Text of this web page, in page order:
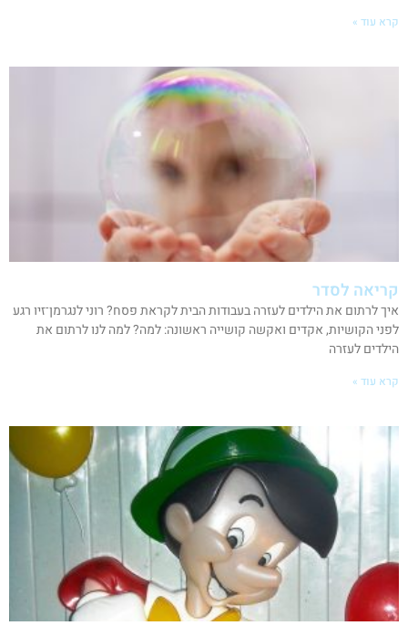
קרא עוד »
קריאה לסדר
איך לרתום את הילדים לעזרה בעבודות הבית לקראת פסח? רוני לנגרמן־זיו רגע
לפני הקושיות, אקדים ואקשה קושייה ראשונה: למה? למה לנו לרתום את
הילדים לעזרה
קרא עוד »